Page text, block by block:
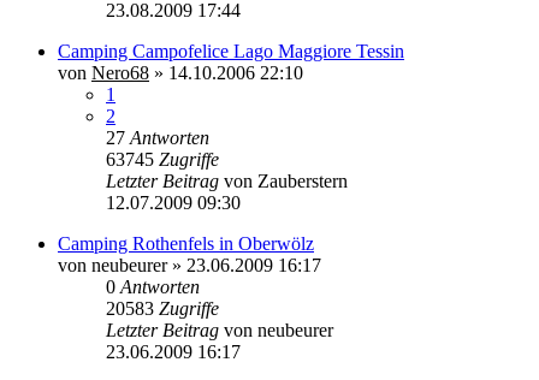
23.08.2009 17:44
Camping Campofelice Lago Maggiore Tessin
von Nero68 » 14.10.2006 22:10
1
2
27 Antworten
63745 Zugriffe
Letzter Beitrag von Zauberstern
12.07.2009 09:30
Camping Rothenfels in Oberwölz
von neubeurer» 23.06.2009 16:17
0 Antworten
20583 Zugriffe
Letzter Beitrag von neubeurer
23.06.2009 16:17